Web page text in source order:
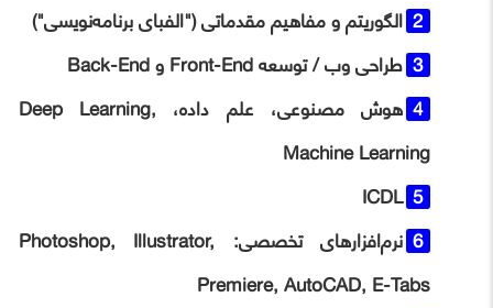
الگوریتم و مفاهیم مقدماتی ("الفبای برنامه‌نویسی")
طراحی وب / توسعه Front-End و Back-End
هوش مصنوعی، علم داده، Deep Learning,
Machine Learning
ICDL
نرم‌افزارهای تخصصی: Photoshop, Illustrator,
Premiere, AutoCAD, E-Tabs